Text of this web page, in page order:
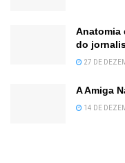
Anatomia
do
27 DE
A Amiga
14 DE